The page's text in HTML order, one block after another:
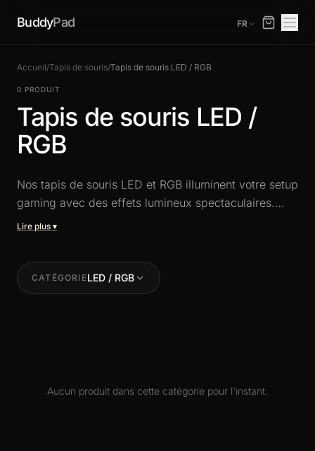
BuddyPad FR
Accueil/Tapis de souris/Tapis de souris LED / RGB
0 PRODUIT
Tapis de souris LED /
RGB
Nos tapis de souris LED et RGB illuminent votre setup
gaming avec des effets lumineux spectaculaires.
Rétroéclairage personnalisable, surface de glisse
CATÉGORIELED / RGB
Aucun produit dans cette catégorie pour l'instant.